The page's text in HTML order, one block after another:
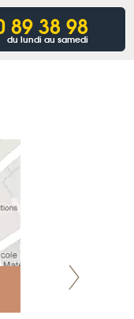
89 38 98
du lundi au samedi